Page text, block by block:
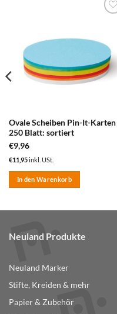
hinzufügen
Ovale Scheiben Pin-It-Karten
250 Blatt: sortiert
€9,96
€11,95inkl. USt.
In den Warenkorb
Neuland Produkte
Neuland Marker
Stifte, Kreiden & mehr
Papier & Zubehör